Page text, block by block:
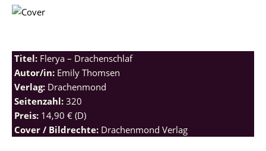
Titel: Flerya – Drachenschlaf
Autor/in: Emily Thomsen
Verlag: Drachenmond
Seitenzahl: 320
Preis: 14,90 € (D)
Cover / Bildrechte: Drachenmond Verlag